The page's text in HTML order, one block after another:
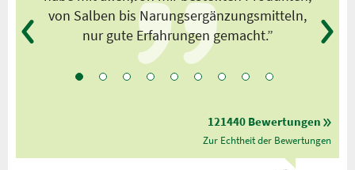
von Salben bis Narungsergänzungsmitteln,
nur gute Erfahrungen gemacht.”
121440 Bewertungen
Zur Echtheit der Bewertungen